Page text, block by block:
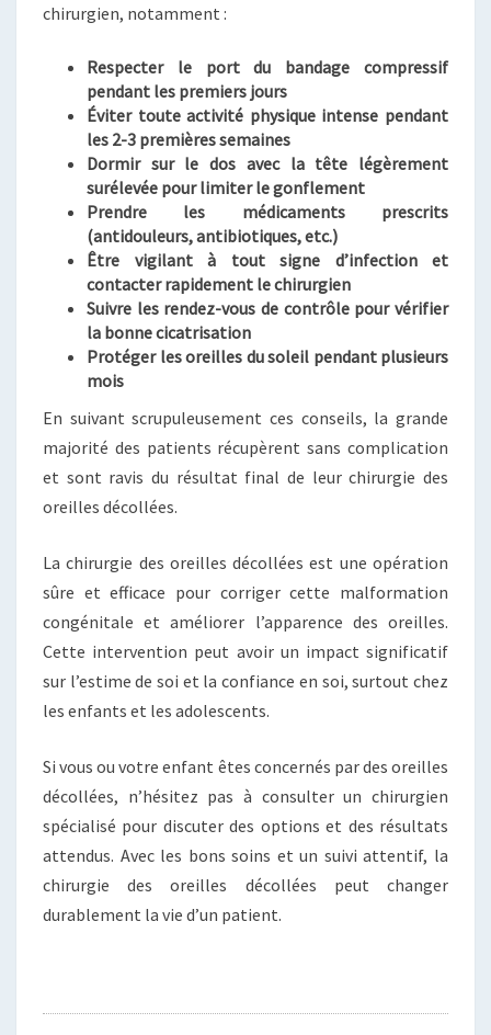
chirurgien, notamment :
Respecter le port du bandage compressif
pendant les premiers jours
Éviter toute activité physique intense pendant
les 2-3 premières semaines
Dormir sur le dos avec la tête légèrement
surélevée pour limiter le gonflement
Prendre les médicaments prescrits
(antidouleurs, antibiotiques, etc.)
Être vigilant à tout signe d’infection et
contacter rapidement le chirurgien
Suivre les rendez-vous de contrôle pour vérifier
la bonne cicatrisation
Protéger les oreilles du soleil pendant plusieurs
mois
En suivant scrupuleusement ces conseils, la grande
majorité des patients récupèrent sans complication
et sont ravis du résultat final de leur chirurgie des
oreilles décollées.
La chirurgie des oreilles décollées est une opération
sûre et efficace pour corriger cette malformation
congénitale et améliorer l’apparence des oreilles.
Cette intervention peut avoir un impact significatif
sur l’estime de soi et la confiance en soi, surtout chez
les enfants et les adolescents.
Si vous ou votre enfant êtes concernés par des oreilles
décollées, n’hésitez pas à consulter un chirurgien
spécialisé pour discuter des options et des résultats
attendus. Avec les bons soins et un suivi attentif, la
chirurgie des oreilles décollées peut changer
durablement la vie d’un patient.